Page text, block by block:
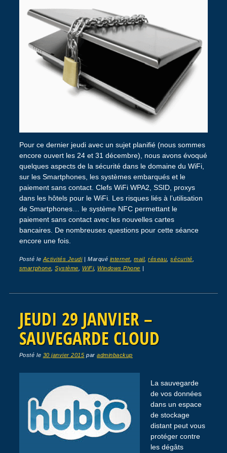
Pour ce dernier jeudi avec un sujet planifié (nous sommes
encore ouvert les 24 et 31 décembre), nous avons évoqué
quelques aspects de la sécurité dans le domaine du WiFi,
sur les Smartphones, les systèmes embarqués et le
paiement sans contact. Clefs WiFi WPA2, SSID, proxys
dans les hôtels pour le WiFi. Les risques liés à l’utilisation
de Smartphones… le système NFC permettant le
paiement sans contact avec les nouvelles cartes
bancaires. De nombreuses questions pour cette séance
encore une fois.
Posté le Activités Jeudi |Marqué internet ,mail,réseau ,sécurité
smartphone ,Système WiFi, Windows Phone |
JEUDI 29 JANVIER –
SAUVEGARDE CLOUD
Posté le 30 janvier 2015 paradminbackup
La sauvegarde
de vos données
dans un espace
de stockage
distant peut vous
protéger contre
les dégâts